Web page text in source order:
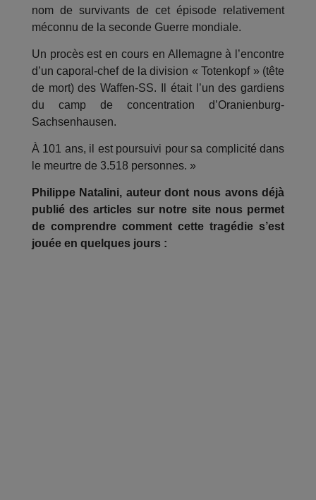
nom de survivants de cet épisode relativement
méconnu de la seconde Guerre mondiale.
Un procès est en cours en Allemagne à l’encontre
d’un caporal-chef de la division « Totenkopf » (tête
de mort) des Waffen-SS. Il était l’un des gardiens
du camp deconcentration d’Oranienburg-
Sachsenhausen.
À 101 ans, il est poursuivi pour sa complicité dans
le meurtre de 3.518 personnes. »
Philippe Natalini, auteur dont nous avons déjà
publié des articles sur notre site nous permet
de comprendre comment cette tragédie s’est
jouée en quelques jours :